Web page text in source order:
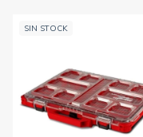
SIN STOCK